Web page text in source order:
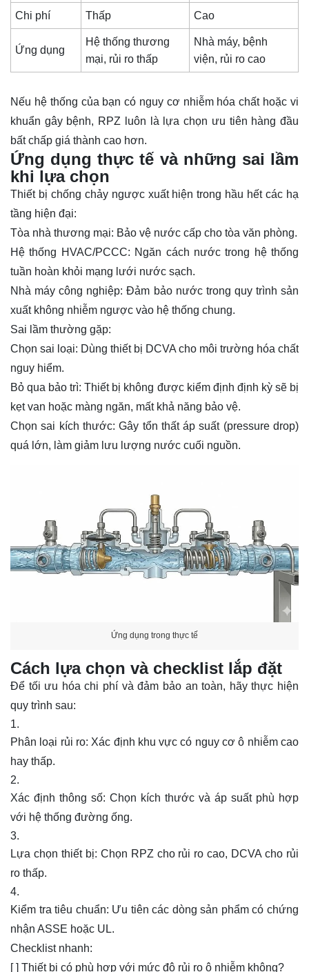
Chi phí Thấp Cao
Ứng dụng
Hệ thống thương
mại, rủi ro thấp
Nhà máy, bệnh
viện, rủi ro cao
Nếu hệ thống của bạn có nguy cơ nhiễm hóa chất hoặc vi
khuẩn gây bệnh, RPZ luôn là lựa chọn ưu tiên hàng đầu
bất chấp giá thành cao hơn.
Ứng dụng thực tế và những sai lầm
khi lựa chọn
Thiết bị chống chảy ngược xuất hiện trong hầu hết các hạ
tầng hiện đại:
Tòa nhà thương mại: Bảo vệ nước cấp cho tòa văn phòng.
Hệ thống HVAC/PCCC: Ngăn cách nước trong hệ thống
tuần hoàn khỏi mạng lưới nước sạch.
Nhà máy công nghiệp: Đảm bảo nước trong quy trình sản
xuất không nhiễm ngược vào hệ thống chung.
Sai lầm thường gặp:
Chọn sai loại: Dùng thiết bị DCVA cho môi trường hóa chất
nguy hiểm.
Bỏ qua bảo trì: Thiết bị không được kiểm định định kỳ sẽ bị
kẹt van hoặc màng ngăn, mất khả năng bảo vệ.
Chọn sai kích thước: Gây tổn thất áp suất (pressure drop)
quá lớn, làm giảm lưu lượng nước cuối nguồn.
Ứng dụng trong thực tế
Cách lựa chọn và checklist lắp đặt
Để tối ưu hóa chi phí và đảm bảo an toàn, hãy thực hiện
quy trình sau:
Phân loại rủi ro: Xác định khu vực có nguy cơ ô nhiễm cao
hay thấp.
Xác định thông số: Chọn kích thước và áp suất phù hợp
với hệ thống đường ống.
Lựa chọn thiết bị: Chọn RPZ cho rủi ro cao, DCVA cho rủi
ro thấp.
Kiểm tra tiêu chuẩn: Ưu tiên các dòng sản phẩm có chứng
nhận ASSE hoặc UL.
Checklist nhanh:
[ ] Thiết bị có phù hợp với mức độ rủi ro ô nhiễm không?